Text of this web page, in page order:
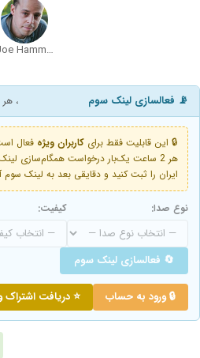
Joe Hammerstone
📡 فعالسازی لینک سوم ، هر 2 ساعت یک فیلم برای یک کاربر ویژه
🔒 این قابلیت فقط برای کاربران ویژه فعال
ایران را ثبت کنید و دقایقی بعد به لینک
نوع صدا: کیفیت:
🔄 فعالسازی لینک سوم
🔒 ورود به حساب ⭐ دریافت اشتراک